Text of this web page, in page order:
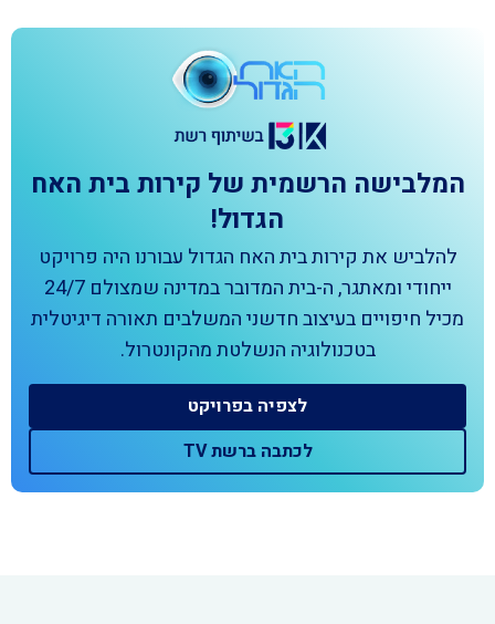
המלבישה הרשמית של קירות בית האח
הגדול!
להלביש את קירות בית האח הגדול עבורנו היה פרויקט
ייחודי ומאתגר, ה-בית המדובר במדינה שמצולם 24/7
מכיל חיפויים בעיצוב חדשני המשלבים תאורה דיגיטלית
בטכנולוגיה הנשלטת מהקונטרול.
לצפיה בפרויקט
לכתבה ברשת TV